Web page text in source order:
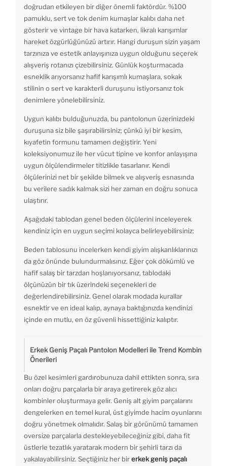
doğrudan etkileyen bir diğer önemli faktördür. %100
pamuklu, sert ve tok denim kumaşlar kalıbı daha net
gösterir ve vintage bir hava katarken, likralı karışımlar
hareket özgürlüğünüzü artırır. Hangi duruşun sizin yaşam
tarzınıza ve estetik anlayışınıza uygun olduğunu seçerek
alışveriş rotanızı çizebilirsiniz. Günlük koşturmacada
esneklik arıyorsanız hafif karışımlı kumaşlara, sokak
stilinin o sert ve karakterli duruşunu istiyorsanız tok
denimlere yönelebilirsiniz.
Uygun kalıbı bulduğunuzda, bu pantolonun üzerinizdeki
duruşuna siz bile şaşırabilirsiniz; çünkü iyi bir kesim,
kıyafetin formunu tamamen değiştirir. Yeni
koleksiyonumuz ile her vücut tipine ve konfor anlayışına
uygun ölçülendirmeler titizlikle tasarlanır. Kendi
ölçülerinizi net bir şekilde bilmek ve alışveriş esnasında
bu verilere sadık kalmak sizi her zaman en doğru sonuca
ulaştırır.
Aşağıdaki tablodan genel beden ölçülerini inceleyerek
kendiniz için en uygun seçimi kolayca belirleyebilirsiniz:
Beden tablosunu incelerken kendi giyim alışkanlıklarınızı
da göz önünde bulundurmalısınız. Eğer çok dökümlü ve
hafif salaş bir tarzdan hoşlanıyorsanız, tablodaki
ölçünüzün bir tık üzerindeki seçenekleri de
değerlendirebilirsiniz. Genel olarak modada kurallar
esnektir ve en ideal kalıp, aynaya baktığınızda kendinizi
içinde en mutlu, en öz güvenli hissettiğiniz kalıptır.
Erkek Geniş Paçalı Pantolon Modelleri ile Trend Kombin
Önerileri
Bu özel kesimleri gardırobunuza dahil ettikten sonra, sıra
onları doğru parçalarla bir araya getirerek göz alıcı
kombinler oluşturmaya gelir. Geniş alt giyim parçalarını
dengelerken en temel kural, üst giyimde hacim oyunlarını
doğru yönetmek olmalıdır. Salaş bir görünümü tamamen
oversize parçalarla destekleyebileceğiniz gibi, daha fit
üstlerle tezatlık yaratarak modern bir şehirli tarzı da
yakalayabilirsiniz. Seçtiğiniz her birerkek geniş paçalı